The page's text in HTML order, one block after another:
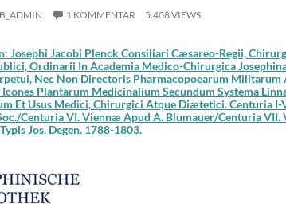
1 KOMMENTAR 5.408 VIEWS
Josephi Jacobi Plenck Consiliari Cæsareo-Regii,
Ordinarii In Academia Medico-Chirurgica
Nec Non Directoris Pharmacopoearum Militarum
Plantarum Medicinalium Secundum Systema
Et Usus Medici, Chirurgici Atque Diætetici. Centuria I-
Centuria VI. Viennæ Apud A. Blumauer/Centuria VII.
Jos. Degen. 1788-1803.